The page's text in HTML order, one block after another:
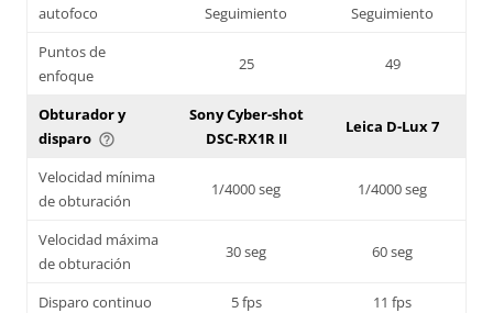
autofoco
Seguimiento
Seguimiento
Puntos de
enfoque
25 49
Obturador y
disparo help_outline
Sony Cyber-shot
DSC-RX1R II
Leica D-Lux 7
Velocidad mínima
de obturación
1/4000 seg 1/4000 seg
Velocidad máxima
de obturación
30 seg 60 seg
Disparo continuo 5 fps
11 fps